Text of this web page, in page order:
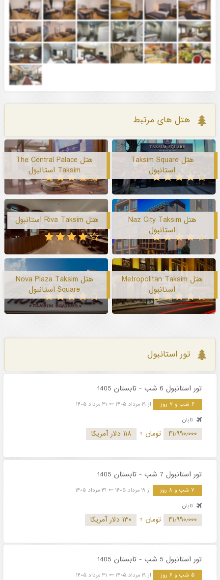
هتل های مرتبط
هتل Taksim Square
استانبول
هتل The Central Palace
Taksim استانبول
هتل Naz City Taksim
استانبول
هتل Riva Taksim استانبول
هتل Metropolitan Taksim
استانبول
هتل Nova Plaza Taksim
Square استانبول
تور استانبول
تور استانبول 6 شب - تابستان 1405
۶ شب و ۷ روز از ۱۹ مرداد ۱۴۰۵
۳۱ مرداد ۱۴۰۵
تابان
۴۱٫۹۹۰٫۰۰۰ تومان + ۱۱۸ دلار آمریکا
تور استانبول 7 شب - تابستان 1405
۷ شب و ۸ روز از ۱۹ مرداد ۱۴۰۵
۳۱ مرداد ۱۴۰۵
تابان
۴۱٫۹۹۰٫۰۰۰ تومان + ۱۳۰ دلار آمریکا
تور استانبول 5 شب - تابستان 1405
۵ شب و ۶ روز از ۱۹ مرداد ۱۴۰۵
۳۱ مرداد ۱۴۰۵